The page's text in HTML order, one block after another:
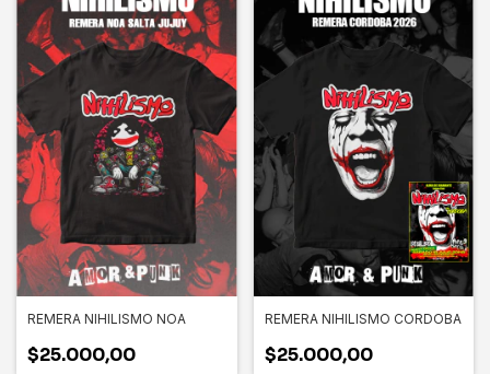
REMERA NIHILISMO NOA
$25.000,00
REMERA NIHILISMO CORDOBA
$25.000,00